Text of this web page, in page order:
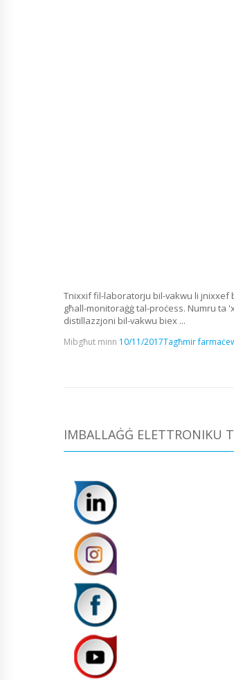
Tnixxif fil-laboratorju bil-vakwu li jnixxef
għall-monitoraġġ tal-proċess. Numru ta
distillazzjoni bil-vakwu biex ...
Mibgħut minn 10/11/2017Tagħmir
IMBALLAĠĠ ELETTRONIKU